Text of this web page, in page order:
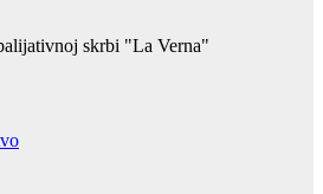
skrbi "La Verna"